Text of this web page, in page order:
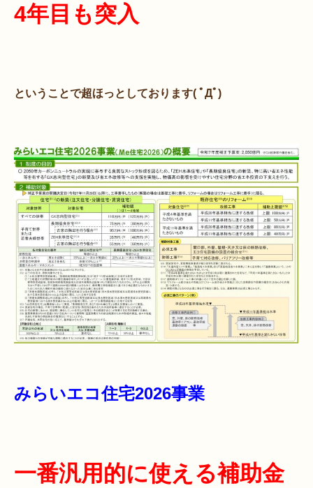
4年目も突入
ということで超ほっとしております( ﾟДﾟ)
みらいエコ住宅2026事業
一番汎用的に使える補助金